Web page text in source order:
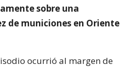
sobre una
de municiones en Oriente
ocurrió al margen de